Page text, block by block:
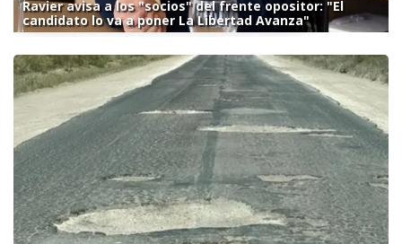
Ravier avisa a los "socios" del frente opositor: "El
candidato lo va a poner La Libertad Avanza"